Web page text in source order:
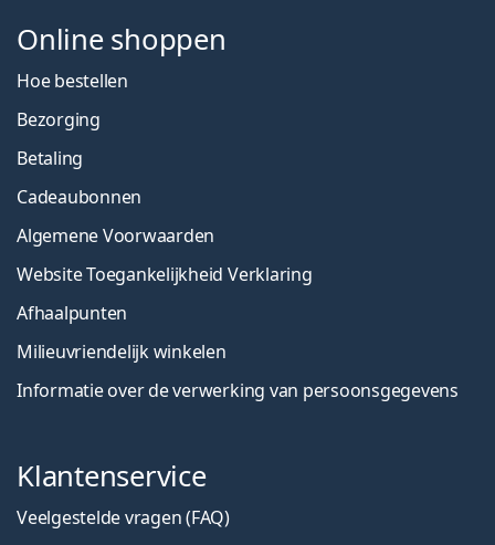
Online shoppen
Hoe bestellen
Bezorging
Betaling
Cadeaubonnen
Algemene Voorwaarden
Website Toegankelijkheid Verklaring
Afhaalpunten
Milieuvriendelijk winkelen
Informatie over de verwerking van persoonsgegevens
Klantenservice
Veelgestelde vragen (FAQ)